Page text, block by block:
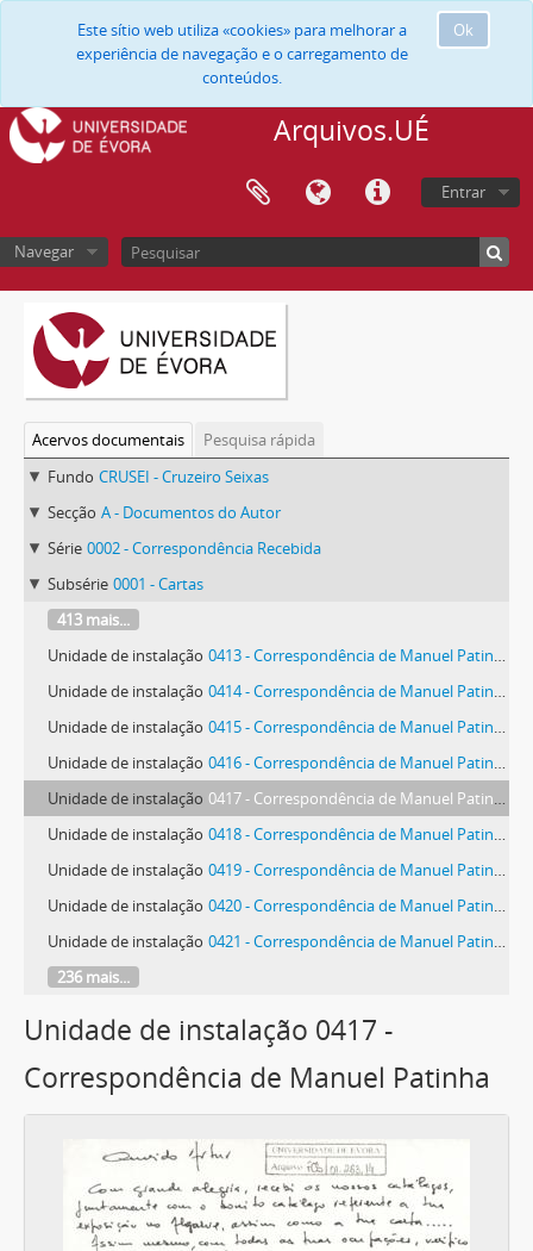
Ok
Este sítio web utiliza «cookies» para melhorar a
experiência de navegação e o carregamento de
conteúdos.
Arquivos.UÉ
Entrar
Navegar
Acervos documentais
Pesquisa rápida
Fundo CRUSEI - Cruzeiro Seixas
Secção A - Documentos do Autor
Série 0002 - Correspondência Recebida
Subsérie 0001 - Cartas
413 mais...
Unidade de instalação 0413 - Correspondência de Manuel Patinha
Unidade de instalação 0414 - Correspondência de Manuel Patinha
Unidade de instalação 0415 - Correspondência de Manuel Patinha
Unidade de instalação 0416 - Correspondência de Manuel Patinha
Unidade de instalação 0417 - Correspondência de Manuel Patinha
Unidade de instalação 0418 - Correspondência de Manuel Patinha
Unidade de instalação 0419 - Correspondência de Manuel Patinha
Unidade de instalação 0420 - Correspondência de Manuel Patinha
Unidade de instalação 0421 - Correspondência de Manuel Patinha
236 mais...
Unidade de instalação 0417 -
Correspondência de Manuel Patinha